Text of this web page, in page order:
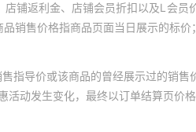
铺返利金、店铺会员折扣以及L会
售价格指商品页面当日展示的标
导价或该商品的曾经展示过的销售
动发生变化，最终以订单结算页价格